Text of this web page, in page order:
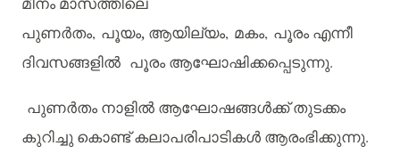
പുണർതം, പൂയം, ആയില്യം, മകം, പൂരം എന്നീ
ദിവസങ്ങളിൽ പൂരം ആഘോഷിക്കപ്പെടുന്നു.
പുണർതം നാളിൽ ആഘോഷങ്ങൾക്ക് തുടക്കം
കുറിച്ചു കൊണ്ട് കലാപരിപാടികൾ ആരംഭിക്കുന്നു.